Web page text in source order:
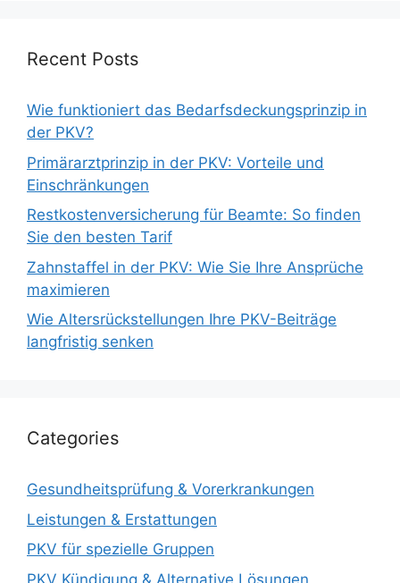
Recent Posts
Wie funktioniert das Bedarfsdeckungsprinzip in
der PKV?
Primärarztprinzip in der PKV: Vorteile und
Einschränkungen
Restkostenversicherung für Beamte: So finden
Sie den besten Tarif
Zahnstaffel in der PKV: Wie Sie Ihre Ansprüche
maximieren
Wie Altersrückstellungen Ihre PKV-Beiträge
langfristig senken
Categories
Gesundheitsprüfung & Vorerkrankungen
Leistungen & Erstattungen
PKV für spezielle Gruppen
PKV Kündigung & Alternative Lösungen